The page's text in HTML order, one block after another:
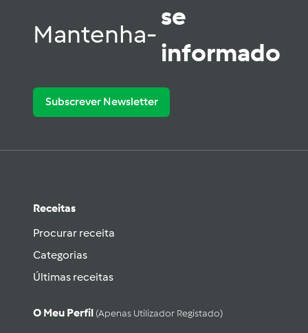
Mantenha-
se
informado
Subscrever Newsletter
Receitas
Procurar receita
Categorias
Últimas receitas
O Meu Perfil (apenas Utilizador Registado)